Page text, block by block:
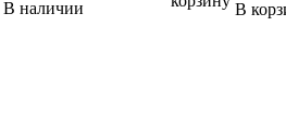
В наличии
В